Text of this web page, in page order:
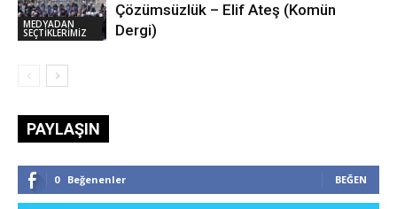
MEDYADAN
SEÇTİKLERİMİZ
Çözümsüzlük – Elif Ateş (Komün
Dergi)
PAYLAŞIN
0 Beğenenler BEĞEN